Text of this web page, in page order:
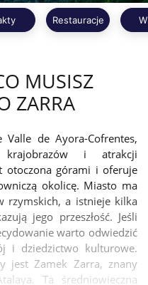
Restauracje
MUSISZ
ZARRA
de Ayora-Cofrentes,
i atrakcji
otoczona górami i oferuje
okolicę. Miasto ma
rzymskich, a istnieje kilka
jego przeszłość. Jeśli
warto odwiedzić
i dziedzictwo kulturowe.
jest Zamek Zarra, znany
Ta średniowieczna